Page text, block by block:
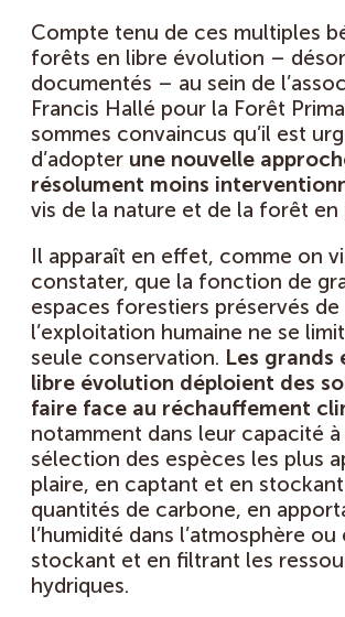
Compte tenu de ces multiples
forêts en libre évolution –
documentés – au sein de
Francis Hallé pour la Forêt
sommes convaincus qu’il est
d’adopter une nouvelle
résolument moins
vis de la nature et de la forêt en
Il apparaît en effet, comme on
constater, que la fonction de
espaces forestiers préservés de
l’exploitation humaine ne se
seule conservation. Les grands
libre évolution déploient des
faire face au réchauffement
notamment dans leur capacité
sélection des espèces les plus
plaire, en captant et en stockant
quantités de carbone, en
l’humidité dans l’atmosphère
stockant et en filtrant les
hydriques.